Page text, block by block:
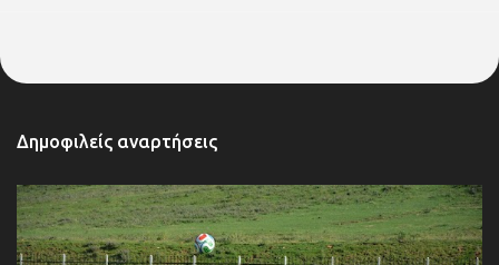
Δημοφιλείς αναρτήσεις